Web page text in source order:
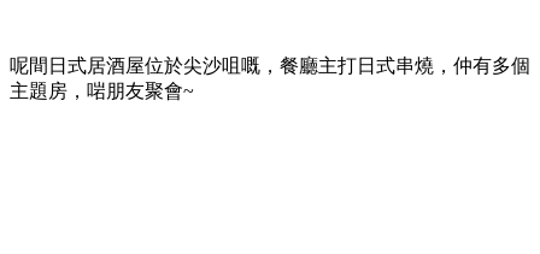
呢間日式居酒屋位於尖沙咀嘅，餐廳主打日式串燒，仲有多個
主題房，啱朋友聚會~